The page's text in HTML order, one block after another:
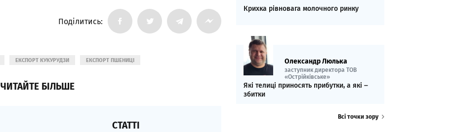
Поділитись:
ЕКСПОРТ КУКУРУДЗИ ЕКСПОРТ ПШЕНИЦІ
ЧИТАЙТЕ БІЛЬШЕ
СТАТТІ
Крихка рівновага молочного ринку
Олександр Люлька
заступник директора ТОВ
«Острійківське»
Які телиці приносять прибутки, а які ‒
збитки
Всі точки зору